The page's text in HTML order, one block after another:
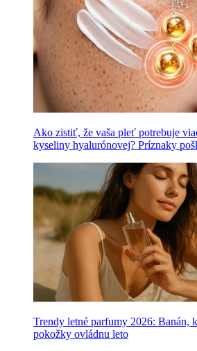
Ako zistiť, že vaša pleť potrebuje
kyseliny hyalurónovej? Príznaky
Trendy letné parfumy 2026: Banán,
pokožky ovládnu leto